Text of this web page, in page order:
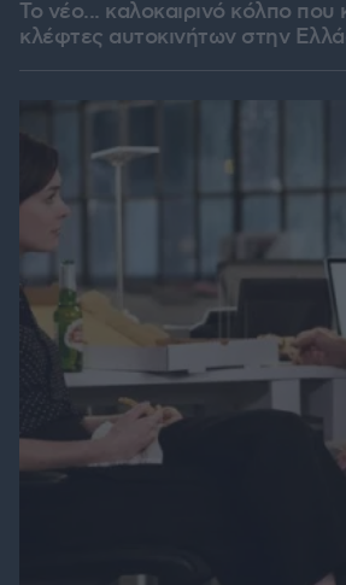
Το νέο... καλοκαιρινό κόλπο που
κλέφτες αυτοκινήτων στην